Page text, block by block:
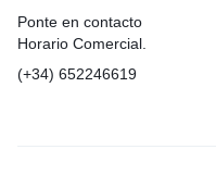
Ponte en contacto
Horario Comercial.
(+34) 652246619